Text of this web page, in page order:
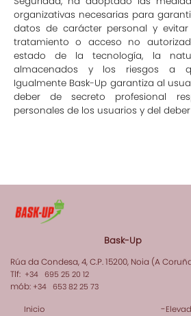
organizativas necesarias para
datos de carácter personal y
tratamiento o acceso no
estado de la tecnología, la
almacenados y los riesgos a
Igualmente Bask-Up garantiza al
deber de secreto profesional
personales de los usuarios y del
Bask-Up
Rúa da Condesa, 4, C.P. 15200, Noia (A
Tlf: +34 695 25 20 12
mób: +34 653 82 25 73
Inicio -